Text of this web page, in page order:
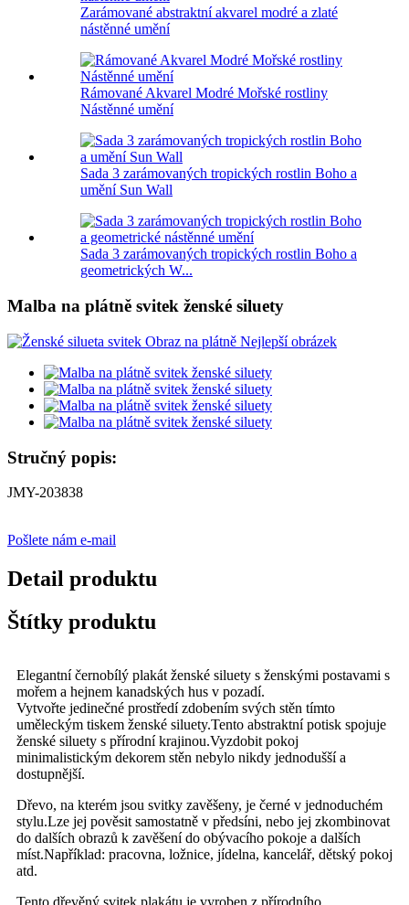
Zarámované abstraktní akvarel modré a zlaté
nástěnné umění
Rámované Akvarel Modré Mořské rostliny
Nástěnné umění
Sada 3 zarámovaných tropických rostlin Boho a
umění Sun Wall
Sada 3 zarámovaných tropických rostlin Boho a
geometrických W...
Malba na plátně svitek ženské siluety
Stručný popis:
JMY-203838
Pošlete nám e-mail
Detail produktu
Štítky produktu
Elegantní černobílý plakát ženské siluety s ženskými postavami s
mořem a hejnem kanadských hus v pozadí.
Vytvořte jedinečné prostředí zdobením svých stěn tímto
uměleckým tiskem ženské siluety.Tento abstraktní potisk spojuje
ženské siluety s přírodní krajinou.Vyzdobit pokoj
minimalistickým dekorem stěn nebylo nikdy jednodušší a
dostupnější.
Dřevo, na kterém jsou svitky zavěšeny, je černé v jednoduchém
stylu.Lze jej pověsit samostatně v předsíni, nebo jej zkombinovat
do dalších obrazů k zavěšení do obývacího pokoje a dalších
míst.Například: pracovna, ložnice, jídelna, kancelář, dětský pokoj
atd.
Tento dřevěný svitek plakátu je vyroben z přírodního